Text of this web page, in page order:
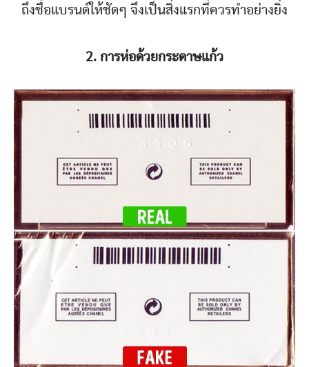
ถึงชื่อแบรนด์ให้ชัดๆ จึงเป็นสิ่งแรกที่ควรทำอย่างยิ่ง
2. การห่อด้วยกระดาษแก้ว